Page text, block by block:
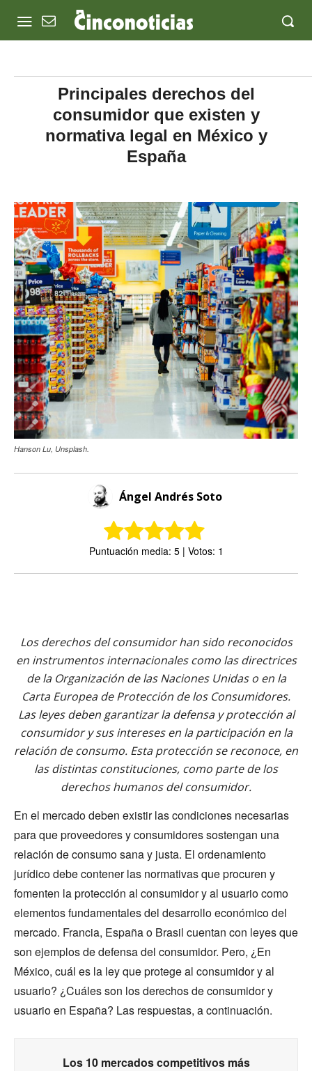
Principales derechos del
consumidor que existen y
normativa legal en México y
España
Hanson Lu, Unsplash.
Ángel Andrés Soto
Puntuación media: 5 | Votos: 1
Los derechos del consumidor han sido reconocidos
en instrumentos internacionales como las directrices
de la Organización de las Naciones Unidas o en la
Carta Europea de Protección de los Consumidores.
Las leyes deben garantizar la defensa y protección al
consumidor y sus intereses en la participación en la
relación de consumo. Esta protección se reconoce, en
las distintas constituciones, como parte de los
derechos humanos del consumidor.
En el mercado deben existir las condiciones necesarias
para que proveedores y consumidores sostengan una
relación de consumo sana y justa. El ordenamiento
jurídico debe contener las normativas que procuren y
fomenten la protección al consumidor y al usuario como
elementos fundamentales del desarrollo económico del
mercado. Francia, España o Brasil cuentan con leyes que
son ejemplos de defensa del consumidor. Pero, ¿En
México, cuál es la ley que protege al consumidor y al
usuario? ¿Cuáles son los derechos de consumidor y
usuario en España? Las respuestas, a continuación.
Los 10 mercados competitivos más